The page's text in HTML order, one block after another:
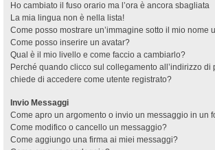
Ho cambiato il fuso orario ma l’ora è ancora sbagliata
La mia lingua non è nella lista!
Come posso mostrare un’immagine sotto il mio nome
Come posso inserire un avatar?
Qual è il mio livello e come faccio a cambiarlo?
Perché quando clicco sul collegamento all’indirizzo di
chiede di accedere come utente registrato?
Invio Messaggi
Come apro un argomento o invio un messaggio in un
Come modifico o cancello un messaggio?
Come aggiungo una firma ai miei messaggi?